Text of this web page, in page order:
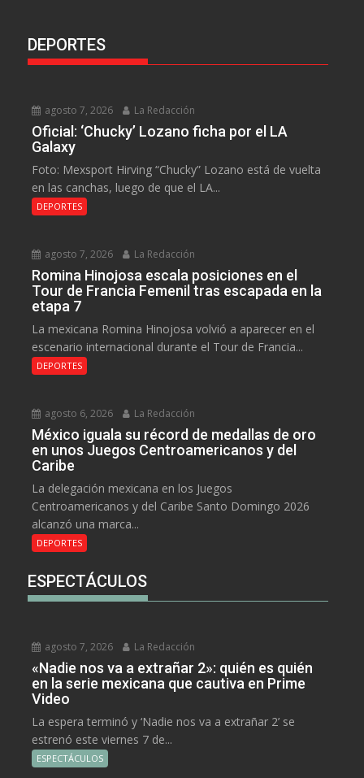
DEPORTES
agosto 7, 2026 La Redacción
Oficial: ‘Chucky’ Lozano ficha por el LA
Galaxy
Foto: Mexsport Hirving “Chucky” Lozano está de vuelta
en las canchas, luego de que el LA...
DEPORTES
agosto 7, 2026 La Redacción
Romina Hinojosa escala posiciones en el
Tour de Francia Femenil tras escapada en la
etapa 7
La mexicana Romina Hinojosa volvió a aparecer en el
escenario internacional durante el Tour de Francia...
DEPORTES
agosto 6, 2026 La Redacción
México iguala su récord de medallas de oro
en unos Juegos Centroamericanos y del
Caribe
La delegación mexicana en los Juegos
Centroamericanos y del Caribe Santo Domingo 2026
alcanzó una marca...
DEPORTES
ESPECTÁCULOS
agosto 7, 2026 La Redacción
«Nadie nos va a extrañar 2»: quién es quién
en la serie mexicana que cautiva en Prime
Video
La espera terminó y ‘Nadie nos va a extrañar 2’ se
estrenó este viernes 7 de...
ESPECTÁCULOS